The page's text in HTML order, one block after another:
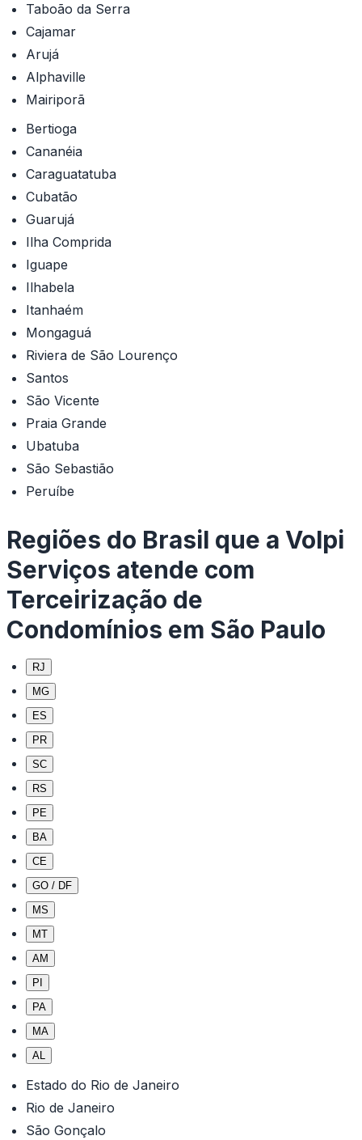
Taboão da Serra
Cajamar
Arujá
Alphaville
Mairiporã
Bertioga
Cananéia
Caraguatatuba
Cubatão
Guarujá
Ilha Comprida
Iguape
Ilhabela
Itanhaém
Mongaguá
Riviera de São Lourenço
Santos
São Vicente
Praia Grande
Ubatuba
São Sebastião
Peruíbe
Regiões do Brasil que a Volpi
Serviços atende com
Terceirização de
Condomínios em São Paulo
RJ
MG
ES
PR
SC
RS
PE
BA
CE
GO / DF
MS
MT
AM
PI
PA
MA
AL
Estado do Rio de Janeiro
Rio de Janeiro
São Gonçalo